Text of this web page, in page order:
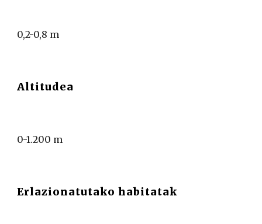
0,2-0,8 m
Altitudea
0-1.200 m
Erlazionatutako habitatak